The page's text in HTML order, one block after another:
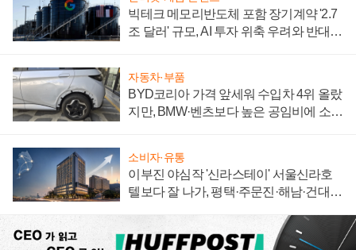
빅테크 메모리반도체 포함 장기계약 '2.7
조 달러' 규모, AI 투자 위축 우려와 반대
자동차·부품
BYD코리아 가격 앞세워 수입차 4위 올랐
지만, BMW·벤츠보다 높은 공임비에 소비
소비자·유통
이부진 야심작 '신라스테이' 서울신라호
텔보다 잘 나가, 평택·주문진·해남·건대로